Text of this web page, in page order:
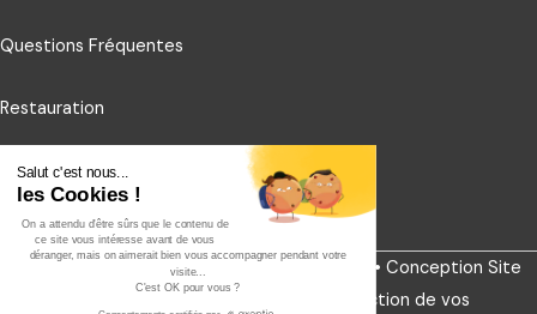
Salut c'est nous...
les Cookies !
On a attendu d'être sûrs que le contenu de
ce site vous intéresse avant de vous
déranger, mais on aimerait bien vous accompagner pendant votre
visite...
C'est OK pour vous ?
Questions Fréquentes
Restauration
Contact
Souscrire à la Newsletter
© Cirque Arlette Gruss • Mentions légales • Conception Site
Conditions générales de vente Protection de vos